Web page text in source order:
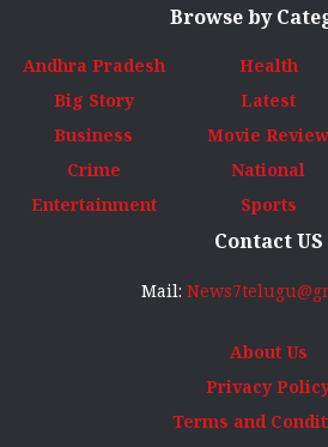
Browse by
Andhra Pradesh
Big Story
Business
Crime
Entertainment
Health
Latest
Movie Review
National
Sports
Contact US
Mail:
About Us
Privacy
Terms and